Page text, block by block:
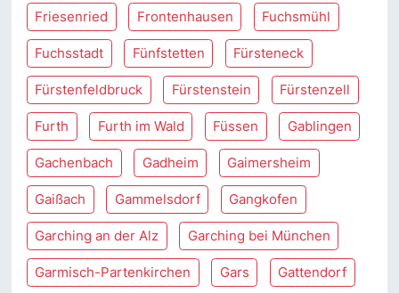
Friesenried Frontenhausen Fuchsmühl
Fuchsstadt Fünfstetten Fürsteneck
Fürstenfeldbruck Fürstenstein Fürstenzell
Furth Furth im Wald Füssen Gablingen
Gachenbach Gadheim Gaimersheim
Gaißach Gammelsdorf Gangkofen
Garching an der Alz Garching bei München
Garmisch-Partenkirchen Gars Gattendorf